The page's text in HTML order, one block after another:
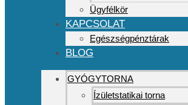
Ügyfélkör
KAPCSOLAT
Egészségpénztárak
BLOG
GYÓGYTORNA
Ízületstatikai torna